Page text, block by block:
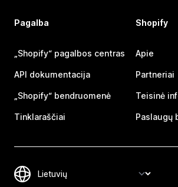
Pagalba
„Shopify“ pagalbos centras
API dokumentacija
„Shopify“ bendruomenė
Tinklaraščiai
Shopify
Apie
Partneriai
Teisinė
Paslaugų